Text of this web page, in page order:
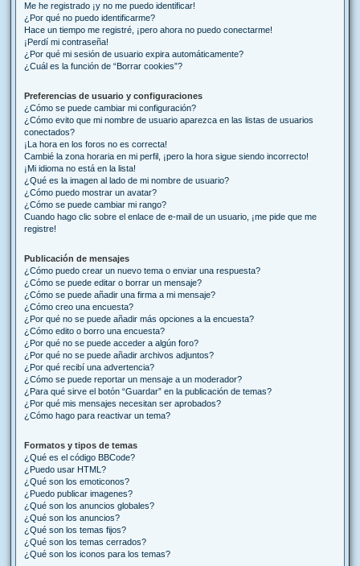
Me he registrado ¡y no me puedo identificar!
¿Por qué no puedo identificarme?
Hace un tiempo me registré, ¡pero ahora no puedo conectarme!
¡Perdí mi contraseña!
¿Por qué mi sesión de usuario expira automáticamente?
¿Cuál es la función de “Borrar cookies”?
Preferencias de usuario y configuraciones
¿Cómo se puede cambiar mi configuración?
¿Cómo evito que mi nombre de usuario aparezca en las listas de usuarios
conectados?
¡La hora en los foros no es correcta!
Cambié la zona horaria en mi perfil, ¡pero la hora sigue siendo incorrecto!
¡Mi idioma no está en la lista!
¿Qué es la imagen al lado de mi nombre de usuario?
¿Cómo puedo mostrar un avatar?
¿Cómo se puede cambiar mi rango?
Cuando hago clic sobre el enlace de e-mail de un usuario, ¡me pide que me
registre!
Publicación de mensajes
¿Cómo puedo crear un nuevo tema o enviar una respuesta?
¿Cómo se puede editar o borrar un mensaje?
¿Cómo se puede añadir una firma a mi mensaje?
¿Cómo creo una encuesta?
¿Por qué no se puede añadir más opciones a la encuesta?
¿Cómo edito o borro una encuesta?
¿Por qué no se puede acceder a algún foro?
¿Por qué no se puede añadir archivos adjuntos?
¿Por qué recibí una advertencia?
¿Cómo se puede reportar un mensaje a un moderador?
¿Para qué sirve el botón “Guardar” en la publicación de temas?
¿Por qué mis mensajes necesitan ser aprobados?
¿Cómo hago para reactivar un tema?
Formatos y tipos de temas
¿Qué es el código BBCode?
¿Puedo usar HTML?
¿Qué son los emoticonos?
¿Puedo publicar imagenes?
¿Qué son los anuncios globales?
¿Qué son los anuncios?
¿Qué son los temas fijos?
¿Qué son los temas cerrados?
¿Qué son los iconos para los temas?